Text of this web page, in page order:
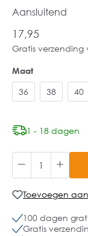
Aansluitend
17,95
Gratis verzending
Maat
36 38 40
1 - 18 dagen
Toevoegen
100 dagen
Gratis